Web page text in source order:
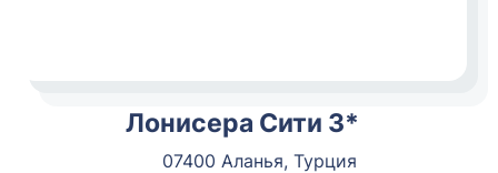
Лонисера Сити 3*
07400 Аланья, Турция